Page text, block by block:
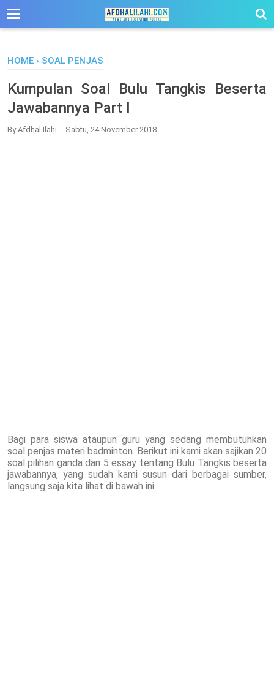
-->
HOME › SOAL PENJAS
Kumpulan Soal Bulu Tangkis Beserta
Jawabannya Part I
ByAfdhal Ilahi Sabtu, 24 November 2018
Bagi para siswa ataupun guru yang sedang membutuhkan
soal penjas materi badminton. Berikut ini kami akan sajikan 20
soal pilihan ganda dan 5 essay tentang Bulu Tangkis beserta
jawabannya, yang sudah kami susun dari berbagai sumber,
langsung saja kita lihat di bawah ini.